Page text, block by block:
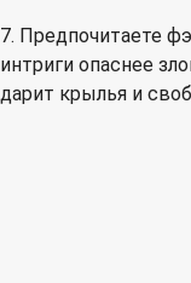
7. Предпочитаете
интриги опаснее
дарит крылья и